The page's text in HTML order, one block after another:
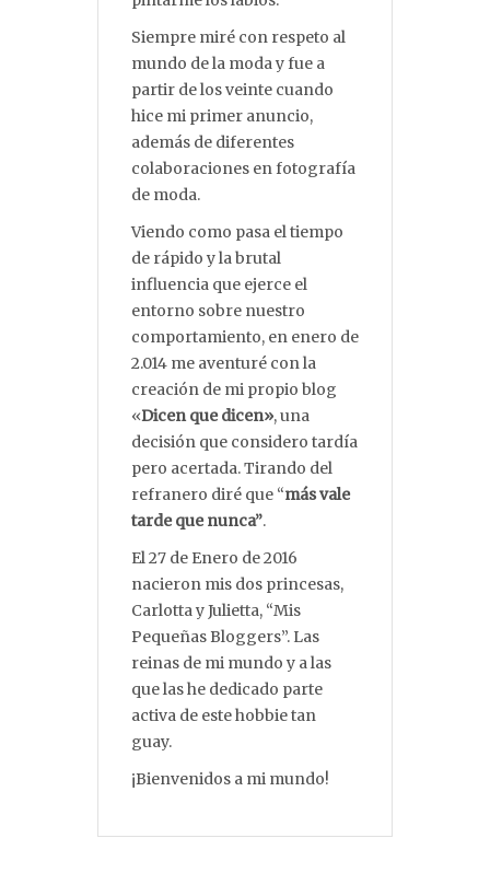
Siempre miré con respeto al
mundo de la moda y fue a
partir de los veinte cuando
hice mi primer anuncio,
además de diferentes
colaboraciones en fotografía
de moda.
Viendo como pasa el tiempo
de rápido y la brutal
influencia que ejerce el
entorno sobre nuestro
comportamiento, en enero de
2.014 me aventuré con la
creación de mi propio blog
«Dicen que dicen», una
decisión que considero tardía
pero acertada. Tirando del
refranero diré que “más vale
tarde que nunca”.
El 27 de Enero de 2016
nacieron mis dos princesas,
Carlotta y Julietta, “Mis
Pequeñas Bloggers”. Las
reinas de mi mundo y a las
que las he dedicado parte
activa de este hobbie tan
guay.
¡Bienvenidos a mi mundo!